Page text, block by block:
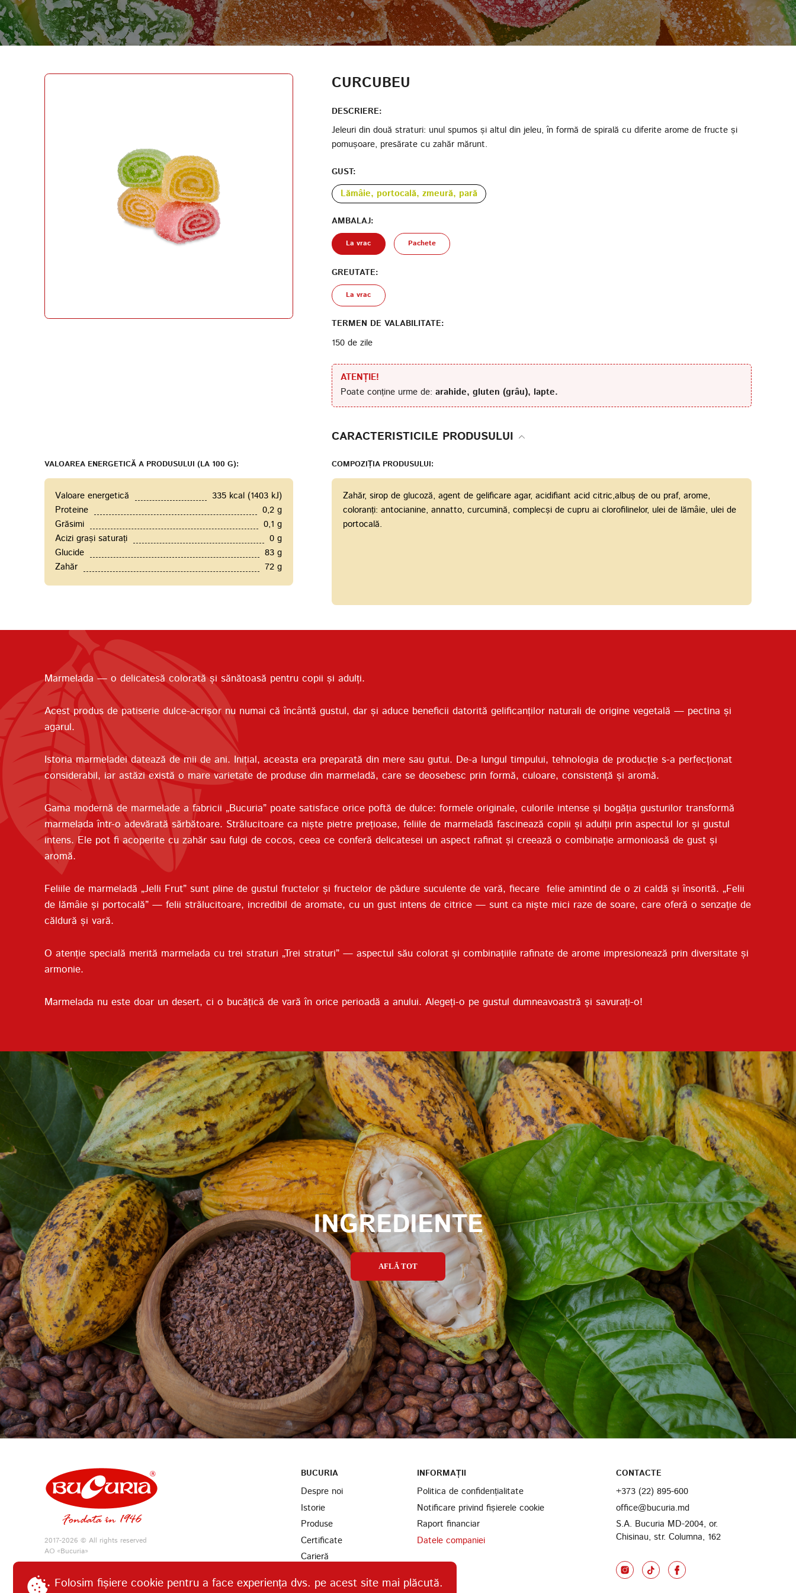
CURCUBEU
DESCRIERE:
Jeleuri din două straturi: unul spumos și altul din jeleu, în formă de spirală cu diferite arome de fructe și
pomușoare, presărate cu zahăr mărunt.
GUST:
Lămâie, portocală, zmeură, pară
AMBALAJ:
La vrac Pachete
GREUTATE:
La vrac
TERMEN DE VALABILITATE:
150 de zile
ATENȚIE!
Poate conține urme de:arahide, gluten (grâu), lapte.
CARACTERISTICILE PRODUSULUI
VALOAREA ENERGETICĂ A PRODUSULUI (LA 100 G):
Valoare energetică
335 kcal (1403 kJ)
Proteine
0,2 g
Grăsimi
0,1 g
Acizi grași saturați
0 g
Glucide
83 g
Zahăr
72 g
COMPOZIȚIA PRODUSULUI:
Zahăr, sirop de glucoză, agent de gelificare agar, acidifiant acid citric,albuș de ou praf, arome,
coloranți: antocianine, annatto, curcumină, complecși de cupru ai clorofilinelor, ulei de lămâie, ulei de
portocală.
Marmelada — o delicatesă colorată și sănătoasă pentru copii și adulți.
Acest produs de patiserie dulce-acrișor nu numai că încântă gustul, dar și aduce beneficii datorită gelificanților naturali de origine vegetală — pectina și
agarul.
Istoria marmeladei datează de mii de ani. Inițial, aceasta era preparată din mere sau gutui. De-a lungul timpului, tehnologia de producție s-a perfecționat
considerabil, iar astăzi există o mare varietate de produse din marmeladă, care se deosebesc prin formă, culoare, consistență și aromă.
Gama modernă de marmelade a fabricii „Bucuria” poate satisface orice poftă de dulce: formele originale, culorile intense și bogăția gusturilor transformă
marmelada într-o adevărată sărbătoare. Strălucitoare ca niște pietre prețioase, feliile de marmeladă fascinează copiii și adulții prin aspectul lor și gustul
intens. Ele pot fi acoperite cu zahăr sau fulgi de cocos, ceea ce conferă delicatesei un aspect rafinat și creează o combinație armonioasă de gust și
aromă.
Feliile de marmeladă „Jelli Frut” sunt pline de gustul fructelor și fructelor de pădure suculente de vară, fiecare felie amintind de o zi caldă și însorită. „Felii
de lămâie și portocală” — felii strălucitoare, incredibil de aromate, cu un gust intens de citrice — sunt ca niște mici raze de soare, care oferă o senzație de
căldură și vară.
O atenție specială merită marmelada cu trei straturi „Trei straturi” — aspectul său colorat și combinațiile rafinate de arome impresionează prin diversitate și
armonie.
Marmelada nu este doar un desert, ci o bucățică de vară în orice perioadă a anului. Alegeți-o pe gustul dumneavoastră și savurați-o!
INGREDIENTE
AFLĂ TOT
2017-2026 © All rights reserved
АО «Bucuria»
BUCURIA
Despre noi
Istorie
Produse
Certificate
Carieră
Găsiți-ne
INFORMAȚII
Politica de confidențialitate
Notificare privind fișierele cookie
Raport financiar
Datele companiei
CONTACTE
+373 (22) 895-600
office@bucuria.md
S.A. Bucuria MD-2004, or.
Chisinau, str. Columna, 162
CREAȚI UN CONT
serviciilor
Politica de confidențialitate
AUTENTIFICARE
DATA NAȘTERII
CREAȚI UN CONT
Folosim fișiere cookie pentru a face experiența dvs. pe acest site mai plăcută.